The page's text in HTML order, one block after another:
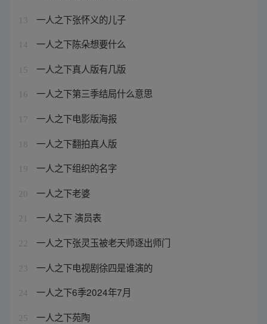
13 一人之下张怀义的儿子
14 一人之下陈朵想要什么
15 一人之下真人版有几版
16 一人之下第三季结局什么意思
17 一人之下电影版海报
18 一人之下翻拍真人版
19 一人之下组织的名字
20 一人之下老婆
21 一人之下 演员表
22 一人之下张灵玉被老天师逐出师门
23 一人之下电视剧徐四是谁演的
24 一人之下6季2024年7月
25 一人之下苑陶